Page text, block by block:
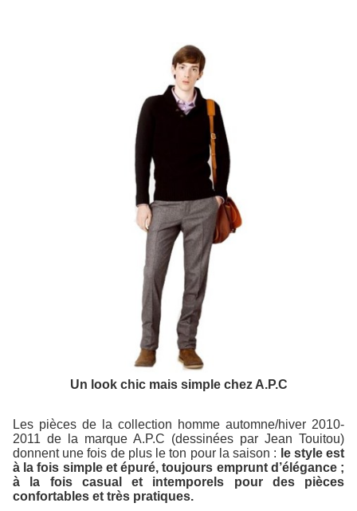
Un look chic mais simple chez A.P.C
Les pièces de la collection homme automne/hiver 2010-
2011 de la marque A.P.C (dessinées par Jean Touitou)
donnent une fois de plus le ton pour la saison : le style est
à la fois simple et épuré, toujours emprunt d’élégance ;
à la fois casual et intemporels pour des pièces
confortables et très pratiques.